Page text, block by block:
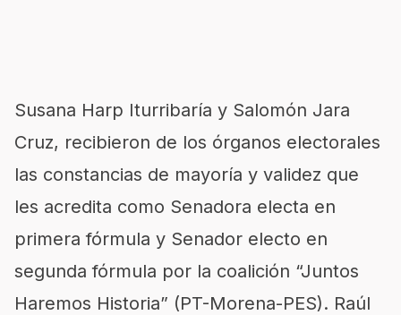
Susana Harp Iturribaría y Salomón Jara
Cruz, recibieron de los órganos electorales
las constancias de mayoría y validez que
les acredita como Senadora electa en
primera fórmula y Senador electo en
segunda fórmula por la coalición “Juntos
Haremos Historia” (PT-Morena-PES). Raúl